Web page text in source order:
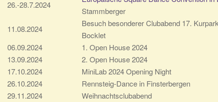
26.-28.7.2024
Stammberger
11.08.2024
Besuch besonderer Clubabend 17.
Bocklet
06.09.2024
1. Open House 2024
13.09.2024
2. Open House 2024
17.10.2024
MiniLab 2024 Opening Night
26.10.2024
Rennsteig-Dance in Finsterbergen
29.11.2024
Weihnachtsclubabend